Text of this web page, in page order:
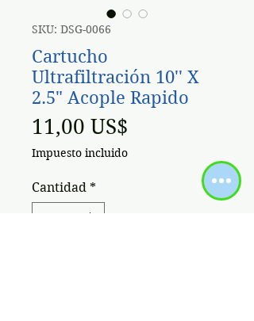
SKU: DSG-0066
Cartucho
Ultrafiltración 10'' X
2.5" Acople Rapido
11,00 US$
Impuesto incluido
Cantidad *